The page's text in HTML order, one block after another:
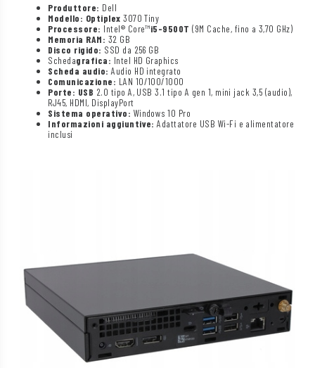
Produttore: Dell
Modello: Optiplex3070 Tiny
Processore: Intel® Core™i5-9500T (9M Cache, fino a 3,70 GHz)
Memoria RAM: 32 GB
Disco rigido: SSD da 256 GB
Schedagrafica: Intel HD Graphics
Scheda audio: Audio HD integrato
Comunicazione: LAN 10/100/1000
Porte: USB 2.0 tipo A, USB 3.1 tipo A gen 1, mini jack 3,5 (audio),
RJ45, HDMI, DisplayPort
Sistema operativo: Windows 10 Pro
Informazioni aggiuntive: Adattatore USB Wi-Fi e alimentatore
inclusi